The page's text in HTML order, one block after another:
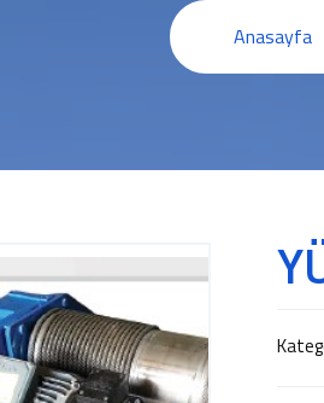
Anasayfa